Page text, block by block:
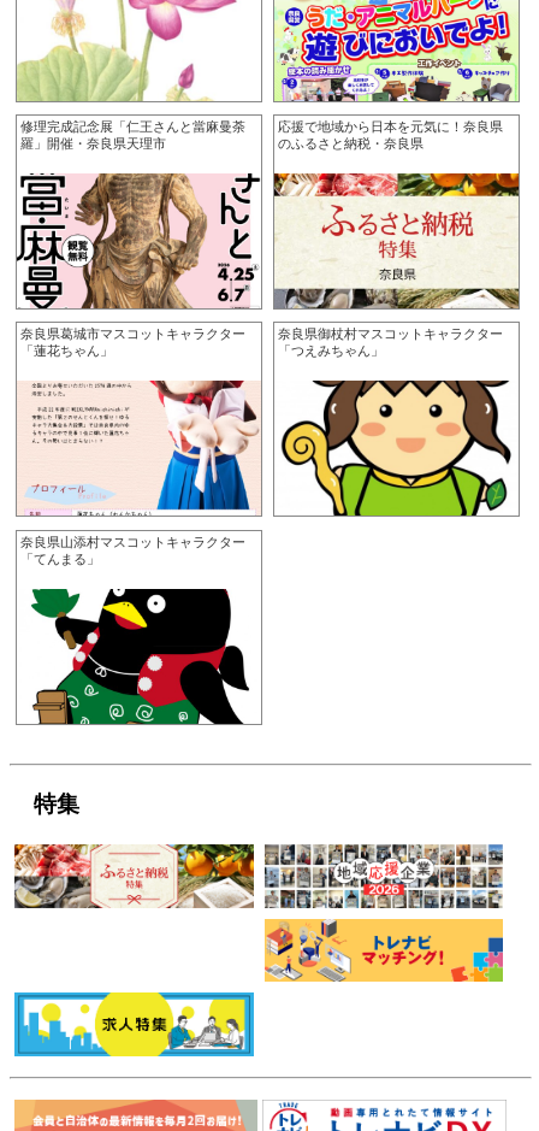
修理完成記念展「仁王さんと當麻曼荼
羅」開催・奈良県天理市
応援で地域から日本を元気に！奈良県
のふるさと納税・奈良県
奈良県葛城市マスコットキャラクター
「蓮花ちゃん」
奈良県御杖村マスコットキャラクター
「つえみちゃん」
奈良県山添村マスコットキャラクター
「てんまる」
特集